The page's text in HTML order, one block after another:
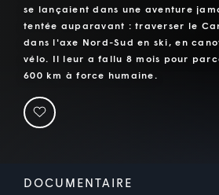
se lançaient dans une aventure
tentée auparavant : traverser le
dans l'axe Nord-Sud en ski, en
vélo. Il leur a fallu 8 mois pour
600 km à force humaine.
DOCUMENTAIRE